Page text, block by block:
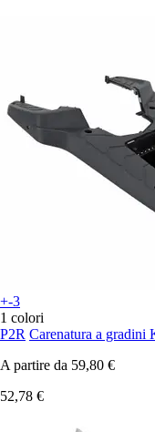
+-3
1 colori
P2R Carenatura a
A partire da 59,80 €
52,78 €